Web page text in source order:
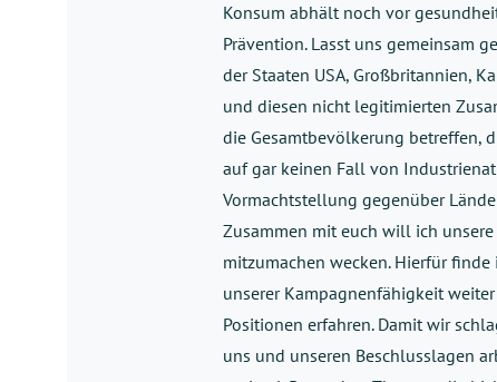
Konsum abhält noch vor
Prävention. Lasst uns gemeinsam
der Staaten USA, Großbritannien,
und diesen nicht legitimierten
die Gesamtbevölkerung betreffen,
auf gar keinen Fall von
Vormachtstellung gegenüber
Zusammen mit euch will ich
mitzumachen wecken. Hierfür
unserer Kampagnenfähigkeit
Positionen erfahren. Damit wir
uns und unseren Beschlusslagen